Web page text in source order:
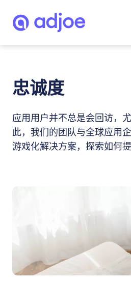
忠诚度
应用用户并不总是会回访，
此，我们的团队与全球应用
游戏化解决方案，探索如何